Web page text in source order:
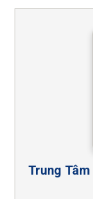
Trung